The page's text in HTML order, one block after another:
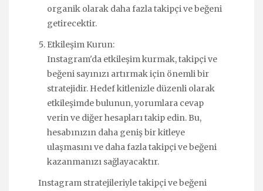
organik olarak daha fazla takipçi ve beğeni
getirecektir.
Etkileşim Kurun:
Instagram'da etkileşim kurmak, takipçi ve
beğeni sayınızı artırmak için önemli bir
stratejidir. Hedef kitlenizle düzenli olarak
etkileşimde bulunun, yorumlara cevap
verin ve diğer hesapları takip edin. Bu,
hesabınızın daha geniş bir kitleye
ulaşmasını ve daha fazla takipçi ve beğeni
kazanmanızı sağlayacaktır.
Instagram stratejileriyle takipçi ve beğeni